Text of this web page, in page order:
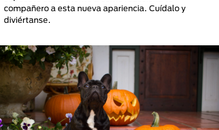
compañero a esta nueva apariencia. Cuídalo y
diviértanse.